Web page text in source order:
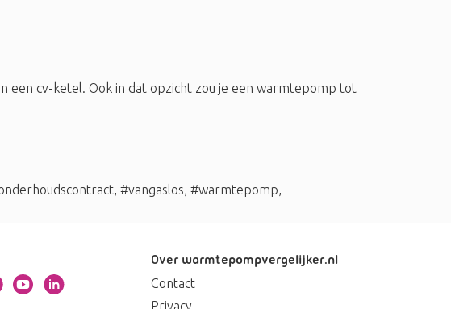
een cv-ketel. Ook in dat opzicht zou je een warmtepomp tot
, #vangaslos, #warmtepomp,
Over warmtepompvergelijker.nl
Contact
Privacy